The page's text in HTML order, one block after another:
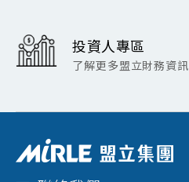
投資人專區
了解更多盟立財務資訊